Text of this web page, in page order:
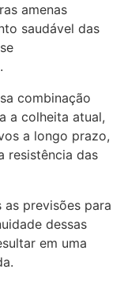
amenas
saudável das
combinação
a colheita atual,
a longo prazo,
resistência das
previsões para
dessas
em uma